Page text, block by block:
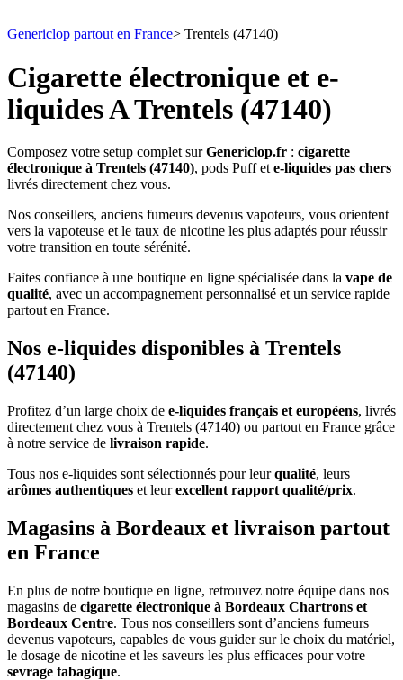
Genericlop partout en France> Trentels (47140)
Cigarette électronique et e-
liquides A Trentels (47140)
Composez votre setup complet surGenericlop.fr : cigarette
électronique à Trentels (47140), pods Puff et e-liquides pas chers
livrés directement chez vous.
Nos conseillers, anciens fumeurs devenus vapoteurs, vous orientent
vers la vapoteuse et le taux de nicotine les plus adaptés pour réussir
votre transition en toute sérénité.
Faites confiance à une boutique en ligne spécialisée dans la vape de
qualité, avec un accompagnement personnalisé et un service rapide
partout en France.
Nos e-liquides disponibles à Trentels
(47140)
Profitez d’un large choix de e-liquides français et européens, livrés
directement chez vous à Trentels (47140) ou partout en France grâce
à notre service de livraison rapide.
Tous nos e-liquides sont sélectionnés pour leurqualité, leurs
arômes authentiques et leurexcellent rapport qualité/prix.
Magasins à Bordeaux et livraison partout
en France
En plus de notre boutique en ligne, retrouvez notre équipe dans nos
magasins de cigarette électronique à Bordeaux Chartrons et
Bordeaux Centre. Tous nos conseillers sont d’anciens fumeurs
devenus vapoteurs, capables de vous guider sur le choix du matériel,
le dosage de nicotine et les saveurs les plus efficaces pour votre
sevrage tabagique.